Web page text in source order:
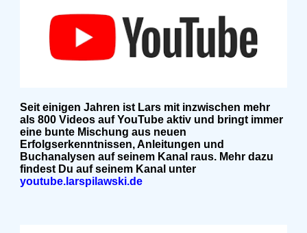
Seit einigen Jahren ist Lars mit inzwischen mehr
als 800 Videos auf YouTube aktiv und bringt immer
eine bunte Mischung aus neuen
Erfolgserkenntnissen, Anleitungen und
Buchanalysen auf seinem Kanal raus. Mehr dazu
findest Du auf seinem Kanal unter
youtube.larspilawski.de